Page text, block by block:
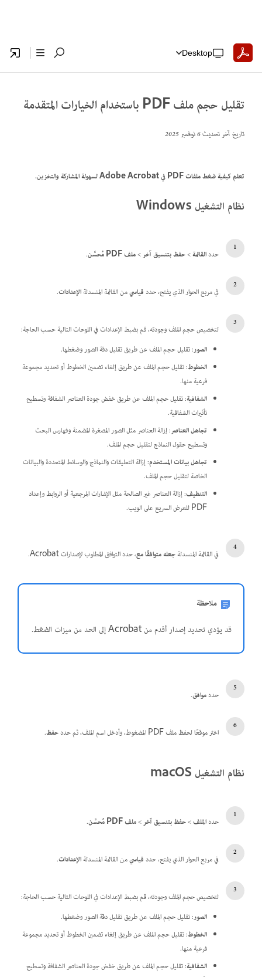
Desktop
تقليل حجم ملف PDF باستخدام الخيارات المتقدمة
تاريخ آخر تحديث6 نوفمبر 2025
تعلم كيفية ضغط ملفات PDF في Adobe Acrobat لسهولة المشاركة والتخزين.
نظام التشغيل Windows
حددالقائمة>حفظ بتنسيق آخر>ملف PDF مُحسَّن .
في مربع الحوار الذي يفتح، حددقياسيمن القائمة المنسدلةالإعدادات.
لتخصيص حجم الملف وجودته، قم بضبط الإعدادات في اللوحات التالية حسب الحاجة:
الصور: تقليل حجم الملف عن طريق تقليل دقة الصور وضغطها.
الخطوط: تقليل حجم الملف عن طريق إلغاء تضمين الخطوط أو تحديد مجموعة
فرعية منها.
الشفافية: تقليل حجم الملف عن طريق خفض جودة العناصر الشفافة وتسطيح
تأثيرات الشفافية.
تجاهل العناصر: إزالة العناصر مثل الصور المصغرة المضمنة وفهارس البحث
وتسطيح حقول النماذج لتقليل حجم الملف.
تجاهل بيانات المستخدم: إزالة التعليقات والنماذج والوسائط المتعددة والبيانات
الخاصة لتقليل حجم الملف.
التنظيف: إزالة العناصر غير الصالحة مثل الإشارات المرجعية أو الروابط وإعداد
PDF للعرض السريع على الويب.
في القائمة المنسدلةجعله متوافقًا مع، حدد التوافق المطلوب لإصدارات Acrobat.
ملاحظة
قد يؤدي تحديد إصدار أقدم من Acrobat إلى الحد من ميزات الضغط.
حددموافق.
اختر موقعًا لحفظ ملف PDF المضغوط، وأدخل اسم الملف، ثم حدد حفظ.
نظام التشغيل macOS
حددالملف>حفظ بتنسيق آخر>ملف PDF مُحسَّن .
في مربع الحوار الذي يفتح، حددقياسيمن القائمة المنسدلةالإعدادات.
لتخصيص حجم الملف وجودته، قم بضبط الإعدادات في اللوحات التالية حسب الحاجة:
الصور: تقليل حجم الملف عن طريق تقليل دقة الصور وضغطها.
الخطوط: تقليل حجم الملف عن طريق إلغاء تضمين الخطوط أو تحديد مجموعة
فرعية منها.
الشفافية: تقليل حجم الملف عن طريق خفض جودة العناصر الشفافة وتسطيح